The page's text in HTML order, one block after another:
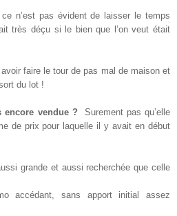
n’est pas évident de laisser le temps
très déçu si le bien que l’on veut était
faire le tour de pas mal de maison et
du lot !
encore vendue ? Surement pas qu’elle
de prix pour laquelle il y avait en début
grande et aussi recherchée que celle
accédant, sans apport initial assez